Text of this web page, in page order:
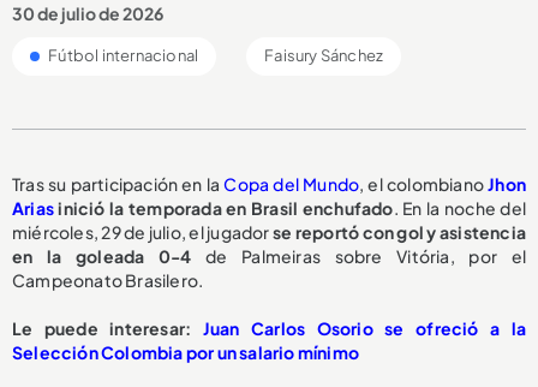
30 de julio de 2026
Fútbol internacional Faisury Sánchez
Tras su participación en laCopa del Mundo, el colombianoJhon
Ariasinició la temporada en Brasil enchufado. En la noche del
miércoles, 29 de julio, el jugadorse reportócon gol y asistencia
en la goleada 0-4de Palmeiras sobre Vitória, por el
Campeonato Brasilero.
Le puede interesar: Juan Carlos Osorio se ofreció a la
Selección Colombia por un salario mínimo